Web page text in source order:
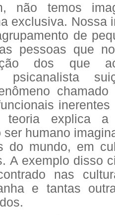
não temos
exclusiva. Nossa
de
pessoas que
dos que
psicanalista
chamado
teoria explica
humano
do mundo, em
A exemplo disso
nas
e tantas